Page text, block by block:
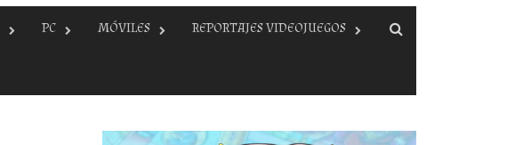
PC MÓVILES REPORTAJES VIDEOJUEGOS